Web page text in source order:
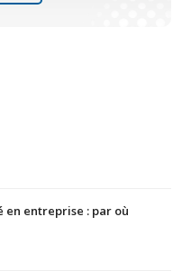
en entreprise : par où